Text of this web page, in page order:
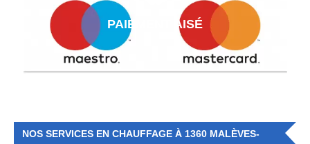
PAIEMENT AISÉ
NOS SERVICES EN CHAUFFAGE À 1360 MALÈVES-